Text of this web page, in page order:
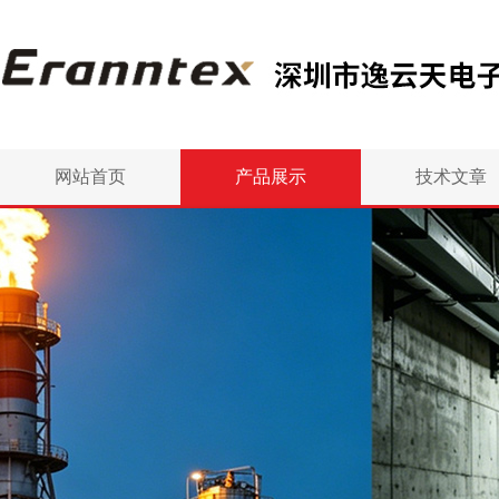
网站首页 产品展示 技术文章